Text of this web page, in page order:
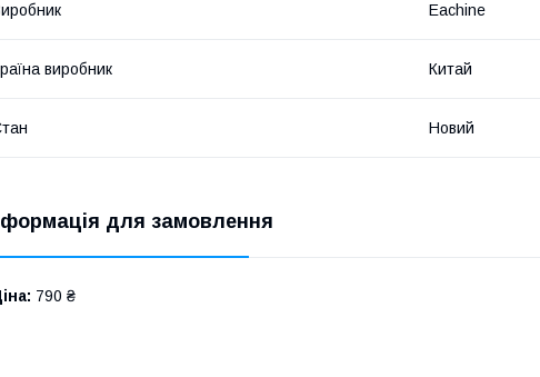
Eachine
виробник Китай
Новий
для замовлення
790 ₴